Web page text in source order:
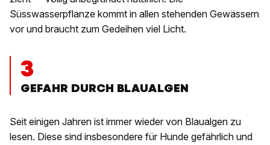
Süsswasserpflanze kommt in allen stehenden Gewässern
vor und braucht zum Gedeihen viel Licht.
3
GEFAHR DURCH BLAUALGEN
Seit einigen Jahren ist immer wieder von Blaualgen zu
lesen. Diese sind insbesondere für Hunde gefährlich und